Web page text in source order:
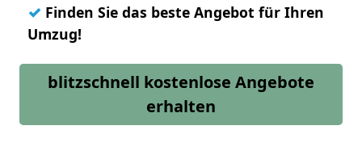
✓ Finden Sie das beste Angebot für Ihren
Umzug!
blitzschnell kostenlose Angebote
erhalten